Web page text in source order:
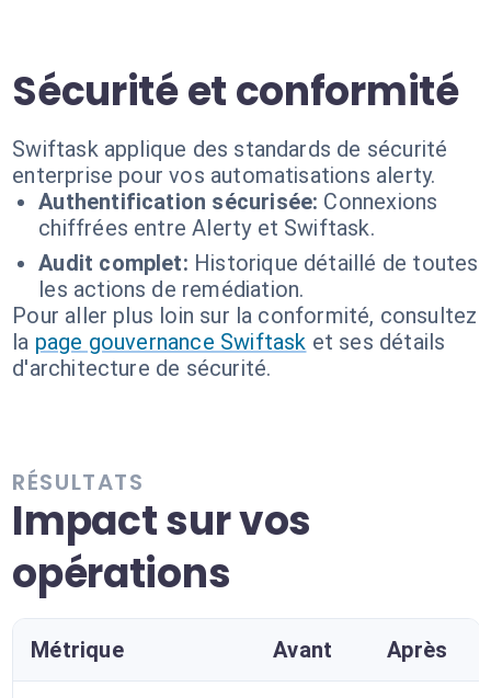
Sécurité et conformité
Swiftask applique des standards de sécurité
enterprise pour vos automatisations alerty.
Authentification sécurisée: Connexions
chiffrées entre Alerty et Swiftask.
Audit complet: Historique détaillé de toutes
les actions de remédiation.
Pour aller plus loin sur la conformité, consultez
la page gouvernance Swiftask et ses détails
d'architecture de sécurité.
RÉSULTATS
Impact sur vos
opérations
Métrique Avant Après